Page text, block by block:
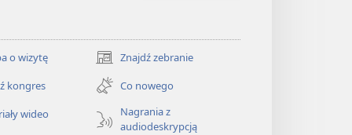
o wizytę Znajdź zebranie
(opens
new
window)
kongres
Co nowego
wideo
Nagrania z
audiodeskrypcją